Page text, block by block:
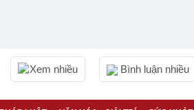
Xem nhiều Bình luận nhiều